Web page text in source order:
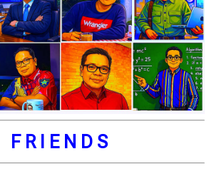
F R I E N D S